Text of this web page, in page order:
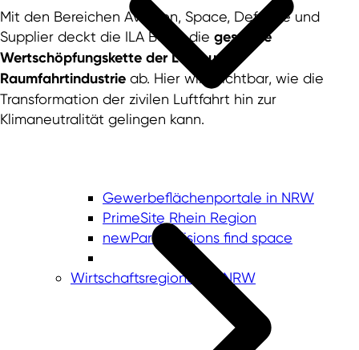
Gewerbeflächenportale in NRW
PrimeSite Rhein Region
newPark - Visions find space
Wirtschaftsregionen in NRW
Mit den Bereichen Aviation, Space, Defence und
Supplier deckt die ILA Berlin die gesamte
Wertschöpfungskette der Luft- und
Raumfahrtindustrie ab. Hier wird sichtbar, wie die
Transformation der zivilen Luftfahrt hin zur
Klimaneutralität gelingen kann.